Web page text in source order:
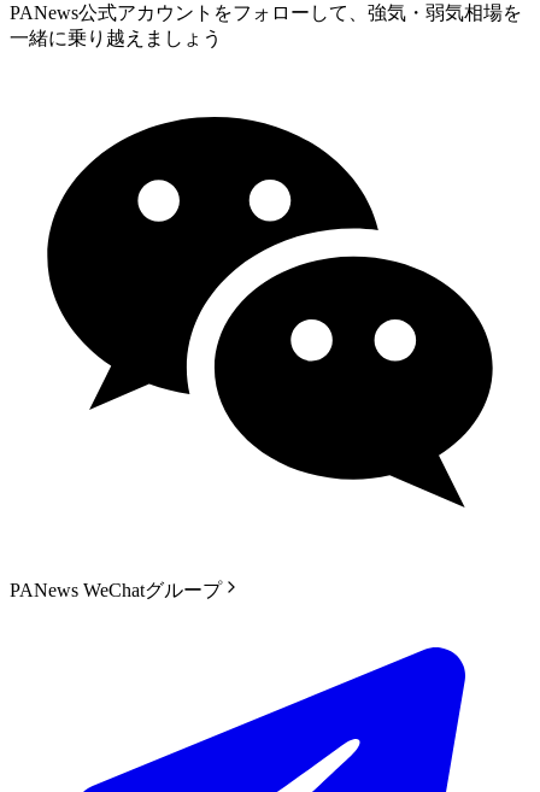
PANews公式アカウントをフォローして、強気・弱気相場を
一緒に乗り越えましょう
PANews WeChatグループ